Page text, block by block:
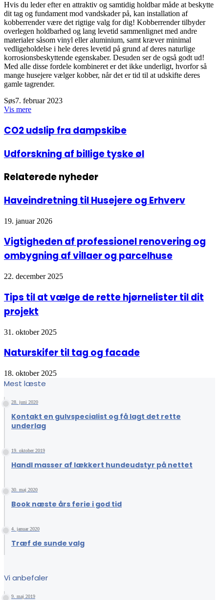
Hvis du leder efter en attraktiv og samtidig holdbar måde at beskytte
dit tag og fundament mod vandskader på, kan installation af
kobberrender være det rigtige valg for dig! Kobberrender tilbyder
overlegen holdbarhed og lang levetid sammenlignet med andre
materialer såsom vinyl eller aluminium, samt kræver minimal
vedligeholdelse i hele deres levetid på grund af deres naturlige
korrosionsbeskyttende egenskaber. Desuden ser de også godt ud!
Med alle disse fordele kombineret er det ikke underligt, hvorfor så
mange husejere vælger kobber, når det er tid til at udskifte deres
gamle tagrender.
Søs7. februar 2023
Vis mere
CO2
udslip
dampskibe
CO2 udslip fra dampskibe
Udforskning
af
tyske
Udforskning af billige tyske øl
Relaterede nyheder
Haveindretning til Husejere og Erhverv
19. januar 2026
Vigtigheden af professionel renovering og
ombygning af villaer og parcelhuse
22. december 2025
Tips til at vælge de rette hjørnelister til dit
projekt
31. oktober 2025
Naturskifer til tag og facade
18. oktober 2025
Mest læste
28. juni 2020
Kontakt en gulvspecialist og få lagt det rette
underlag
19. oktober 2019
Handl masser af lækkert hundeudstyr på nettet
30. maj 2020
Book næste års ferie i god tid
4. januar 2020
Træf de sunde valg
Vi anbefaler
9. maj 2019